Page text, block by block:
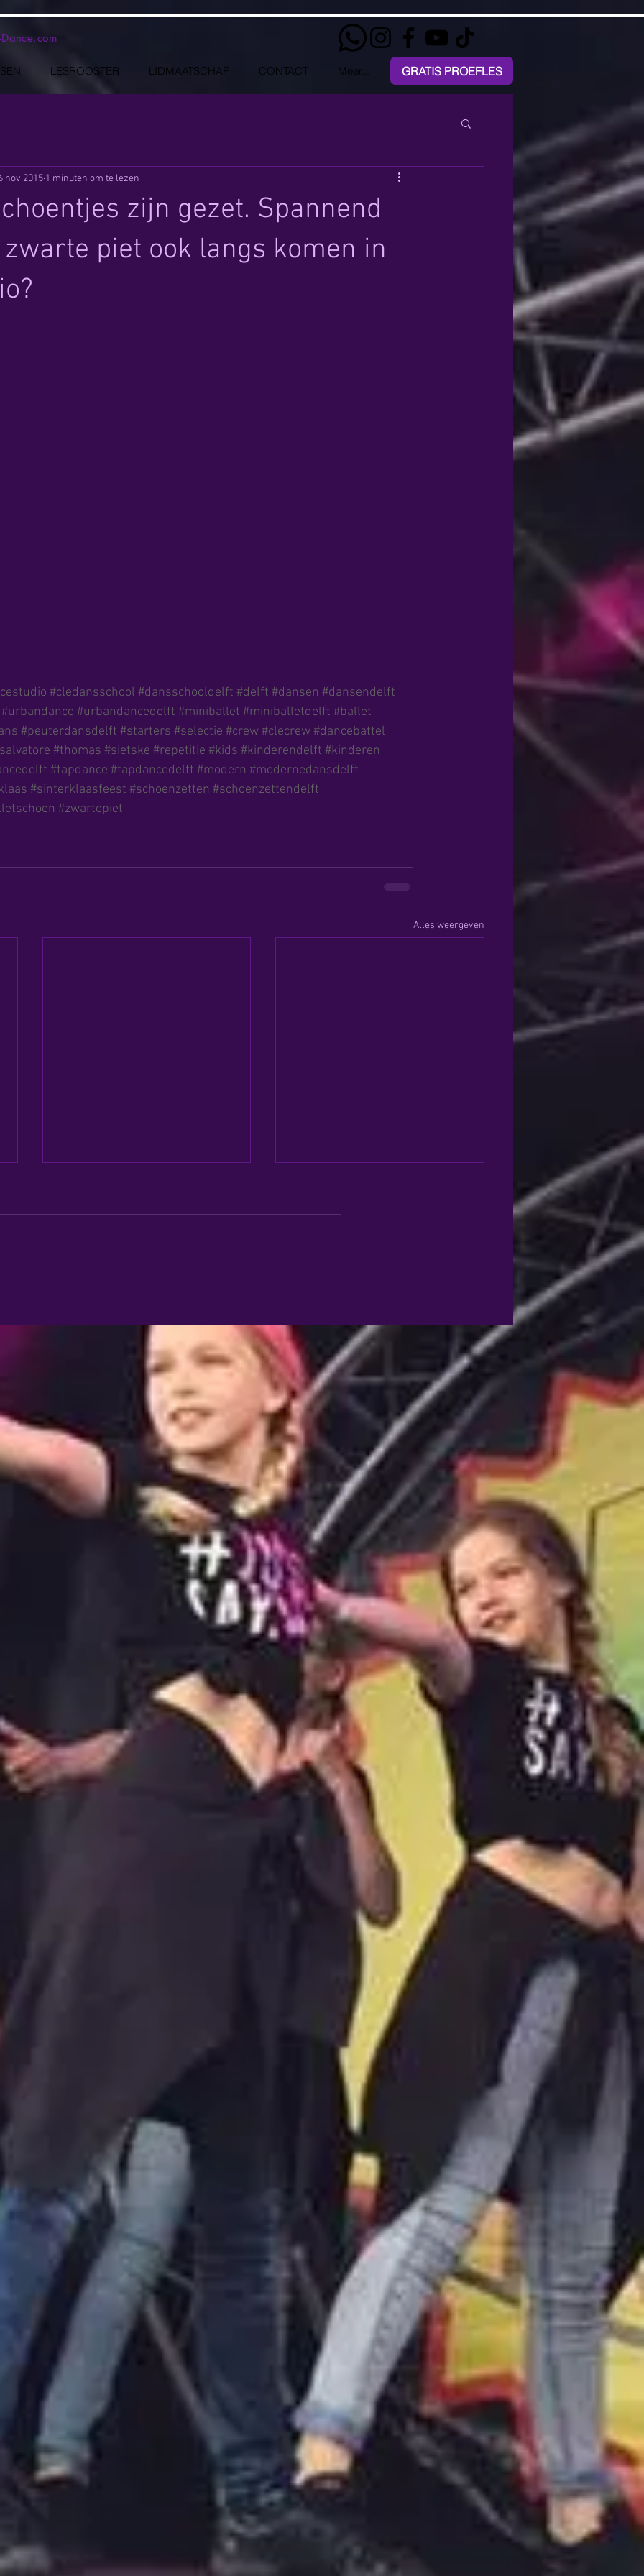
Dance.com
LESROOSTER LIDMAATSCHAP CONTACT Meer... GRATIS PROEFLES
zijn gezet. Spannend
zwarte piet ook langs komen in
nov 2015 1 minuten om te lezen
#cledansschool #dansschooldelft #delft #dansen #dansendelft
#urbandance #urbandancedelft #miniballet #miniballetdelft #ballet
#peuterdansdelft #starters #selectie #crew#clecrew#dancebattel
#thomas #sietske #repetitie #kids #kinderendelft #kinderen
#tapdance #tapdancedelft #modern #modernedansdelft
#sinterklaasfeest #schoenzetten #schoenzettendelft
#zwartepiet
Alles weergeven